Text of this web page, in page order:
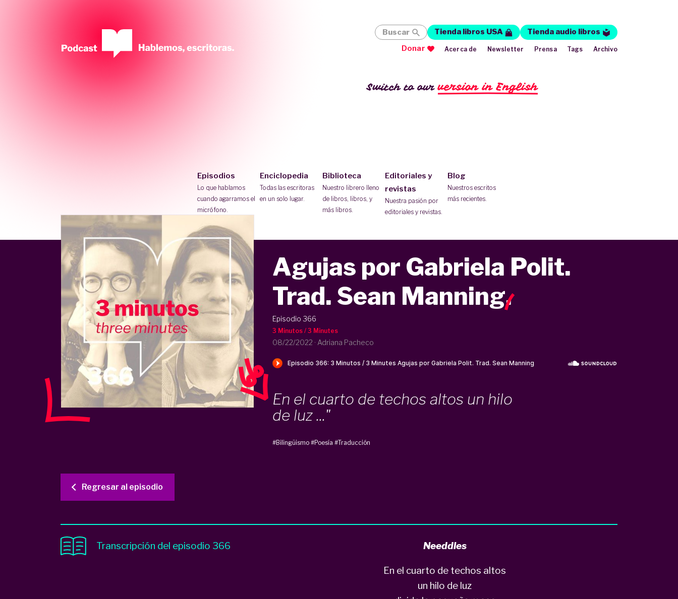
Switch to ourversion in English
Episodios
Lo que hablamos
cuando agarramos el
micrófono.
Enciclopedia
Todas las escritoras
en un solo lugar.
Biblioteca
Nuestro librero lleno
de libros, libros, y
más libros.
Editoriales y
revistas
Nuestra pasión por
editoriales y revistas.
Blog
Nuestros escritos
más recientes.
Buscar Tienda libros USA
Tienda audio libros
Donar
Acerca de Newsletter Prensa Tags Archivo
Agujas por Gabriela Polit.
Trad. Sean Manning.
Episodio 366
3 Minutos / 3 Minutes
08/22/2022 · Adriana Pacheco
En el cuarto de techos altos un hilo
de luz ..."
#Bilingüismo #Poesía #Traducción
Transcripción del episodio 366
Regresar al episodio
Needdles
En el cuarto de techos altos
un hilo de luz